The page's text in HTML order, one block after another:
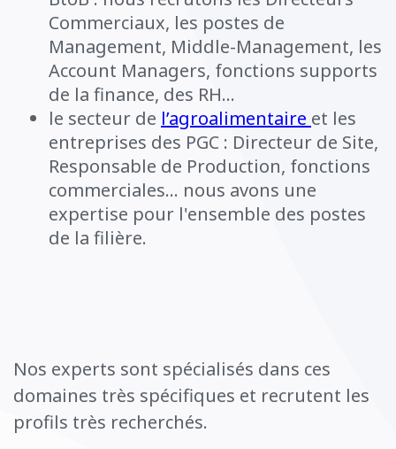
Commerciaux, les postes de
Management, Middle-Management, les
Account Managers, fonctions supports
de la finance, des RH...
le secteur de l’agroalimentaire et les
entreprises des PGC : Directeur de Site,
Responsable de Production, fonctions
commerciales... nous avons une
expertise pour l'ensemble des postes
de la filière.
Nos experts sont spécialisés dans ces
domaines très spécifiques et recrutent les
profils très recherchés.